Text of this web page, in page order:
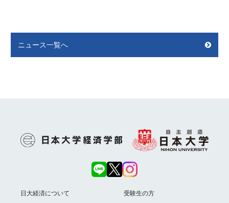
ニュース一覧へ
日大経済について
受験生の方